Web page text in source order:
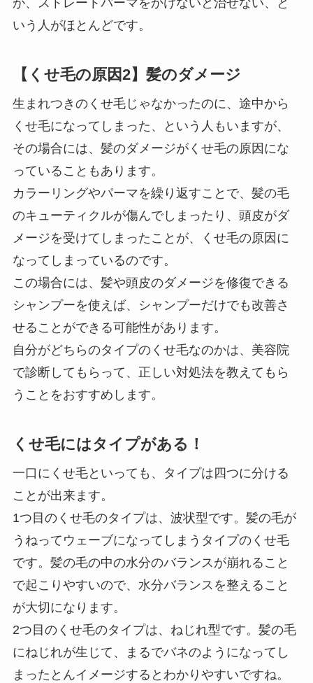
いう人がほとんどです。
【くせ毛の原因2】髪のダメージ
生まれつきのくせ毛じゃなかったのに、途中から
くせ毛になってしまった、という人もいますが、
その場合には、髪のダメージがくせ毛の原因にな
っていることもあります。
カラーリングやパーマを繰り返すことで、髪の毛
のキューティクルが傷んでしまったり、頭皮がダ
メージを受けてしまったことが、くせ毛の原因に
なってしまっているのです。
この場合には、髪や頭皮のダメージを修復できる
シャンプーを使えば、シャンプーだけでも改善さ
せることができる可能性があります。
自分がどちらのタイプのくせ毛なのかは、美容院
で診断してもらって、正しい対処法を教えてもら
うことをおすすめします。
くせ毛にはタイプがある！
一口にくせ毛といっても、タイプは四つに分ける
ことが出来ます。
1つ目のくせ毛のタイプは、波状型です。髪の毛が
うねってウェーブになってしまうタイプのくせ毛
です。髪の毛の中の水分のバランスが崩れること
で起こりやすいので、水分バランスを整えること
が大切になります。
2つ目のくせ毛のタイプは、ねじれ型です。髪の毛
にねじれが生じて、まるでバネのようになってし
まったとんイメージするとわかりやすいですね。